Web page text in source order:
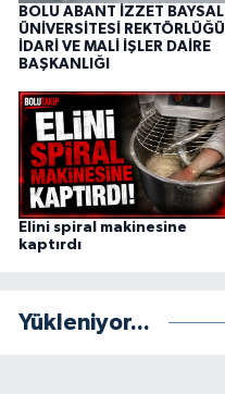
BOLU ABANT İZZET BAYSAL
ÜNİVERSİTESİ REKTÖRLÜĞÜ
İDARİ VE MALİ İŞLER DAİRE
BAŞKANLIĞI
Elini spiral makinesine
kaptırdı
Yükleniyor...